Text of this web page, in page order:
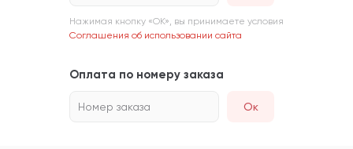
Нажимая кнопку «ОК», вы принимаете условия
Соглашения об использовании сайта
Оплата по номеру заказа
Номер заказа Ок